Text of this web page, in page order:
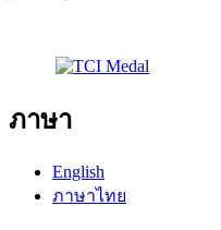
ภาษา
English
ภาษาไทย